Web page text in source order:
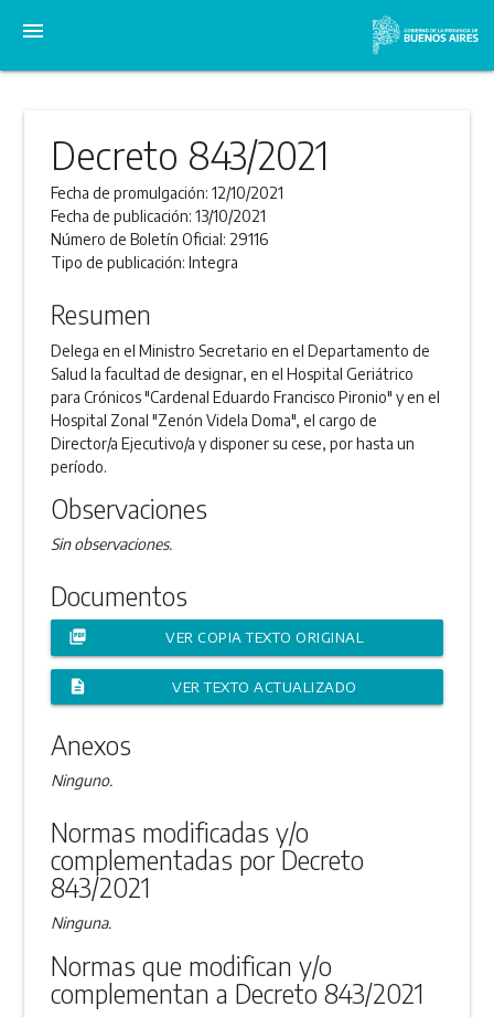
menu
Decreto 843/2021
Fecha de promulgación:12/10/2021
Fecha de publicación:13/10/2021
Número de Boletín Oficial: 29116
Tipo de publicación:Integra
Resumen
Delega en el Ministro Secretario en el Departamento de
Salud la facultad de designar, en el Hospital Geriátrico
para Crónicos "Cardenal Eduardo Francisco Pironio" y en el
Hospital Zonal "Zenón Videla Doma", el cargo de
Director/a Ejecutivo/a y disponer su cese, por hasta un
período.
Observaciones
Sin observaciones.
Documentos
picture_as_pdf VER COPIA TEXTO ORIGINAL
description VER TEXTO ACTUALIZADO
Anexos
Ninguno.
Normas modificadas y/o
complementadas por Decreto
843/2021
Ninguna.
Normas que modifican y/o
complementan a Decreto 843/2021